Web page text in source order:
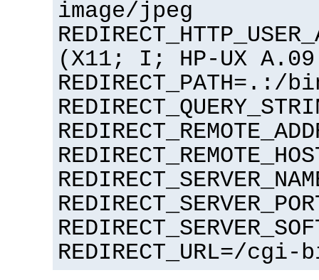
image/jpeg
(X11; I; HP-UX
REDIRECT_URL=/